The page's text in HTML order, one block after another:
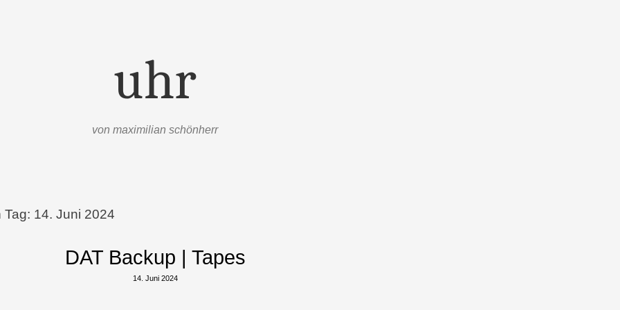
uhr
von maximilian schönherr
Tag: 14. Juni 2024
DAT Backup | Tapes
14. Juni 2024